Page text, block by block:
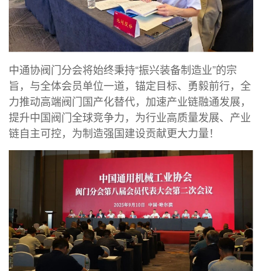
中通协阀门分会将始终秉持“振兴装备制造业”的宗
旨，与全体会员单位一道，锚定目标、勇毅前行，全
力推动高端阀门国产化替代，加速产业链融通发展，
提升中国阀门全球竞争力，为行业高质量发展、产业
链自主可控，为制造强国建设贡献更大力量！